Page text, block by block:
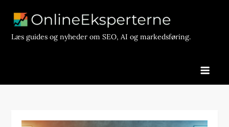
contentLæs guides og nyheder om SEO, AI og markedsføring.